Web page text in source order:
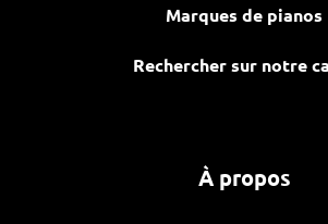
Marques de pianos
Rechercher sur notre
À propos